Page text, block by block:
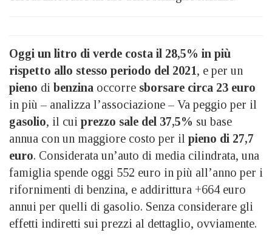
Oggi un litro di verde costa il 28,5% in più
rispetto allo stesso periodo del 2021, e per un
pieno di benzina occorre sborsare circa 23 euro
in più – analizza l’associazione – Va peggio per il
gasolio, il cui prezzo sale del 37,5% su base
annua con un maggiore costo per il pieno di 27,7
euro. Considerata un’auto di media cilindrata, una
famiglia spende oggi 552 euro in più all’anno per i
rifornimenti di benzina, e addirittura +664 euro
annui per quelli di gasolio. Senza considerare gli
effetti indiretti sui prezzi al dettaglio, ovviamente.